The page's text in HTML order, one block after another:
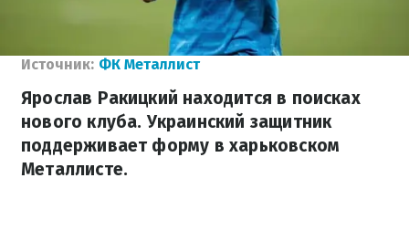
Источник: ФК Металлист
Ярослав Ракицкий находится в поисках
нового клуба. Украинский защитник
поддерживает форму в харьковском
Металлисте.